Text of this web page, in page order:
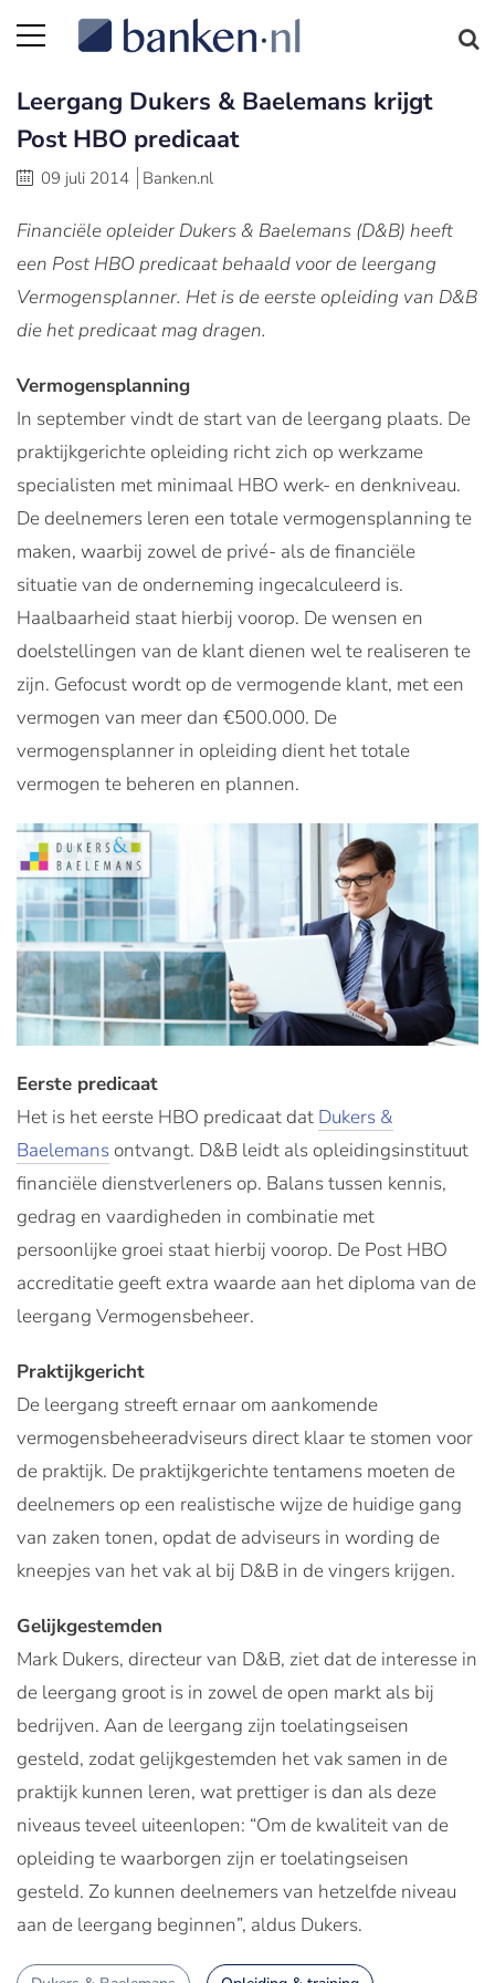
Leergang Dukers & Baelemans krijgt
Post HBO predicaat
09 juli 2014 Banken.nl
Financiële opleider Dukers & Baelemans (D&B) heeft
een Post HBO predicaat behaald voor de leergang
Vermogensplanner. Het is de eerste opleiding van D&B
die het predicaat mag dragen.
Vermogensplanning
In september vindt de start van de leergang plaats. De
praktijkgerichte opleiding richt zich op werkzame
specialisten met minimaal HBO werk- en denkniveau.
De deelnemers leren een totale vermogensplanning te
maken, waarbij zowel de privé- als de financiële
situatie van de onderneming ingecalculeerd is.
Haalbaarheid staat hierbij voorop. De wensen en
doelstellingen van de klant dienen wel te realiseren te
zijn. Gefocust wordt op de vermogende klant, met een
vermogen van meer dan €500.000. De
vermogensplanner in opleiding dient het totale
vermogen te beheren en plannen.
Eerste predicaat
Het is het eerste HBO predicaat dat Dukers &
Baelemans ontvangt. D&B leidt als opleidingsinstituut
financiële dienstverleners op. Balans tussen kennis,
gedrag en vaardigheden in combinatie met
persoonlijke groei staat hierbij voorop. De Post HBO
accreditatie geeft extra waarde aan het diploma van de
leergang Vermogensbeheer.
Praktijkgericht
De leergang streeft ernaar om aankomende
vermogensbeheeradviseurs direct klaar te stomen voor
de praktijk. De praktijkgerichte tentamens moeten de
deelnemers op een realistische wijze de huidige gang
van zaken tonen, opdat de adviseurs in wording de
kneepjes van het vak al bij D&B in de vingers krijgen.
Gelijkgestemden
Mark Dukers, directeur van D&B, ziet dat de interesse in
de leergang groot is in zowel de open markt als bij
bedrijven. Aan de leergang zijn toelatingseisen
gesteld, zodat gelijkgestemden het vak samen in de
praktijk kunnen leren, wat prettiger is dan als deze
niveaus teveel uiteenlopen: “Om de kwaliteit van de
opleiding te waarborgen zijn er toelatingseisen
gesteld. Zo kunnen deelnemers van hetzelfde niveau
aan de leergang beginnen”, aldus Dukers.